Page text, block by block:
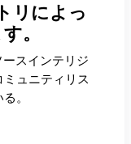
リによっ
。
スインテリジ
ュニティリス
。